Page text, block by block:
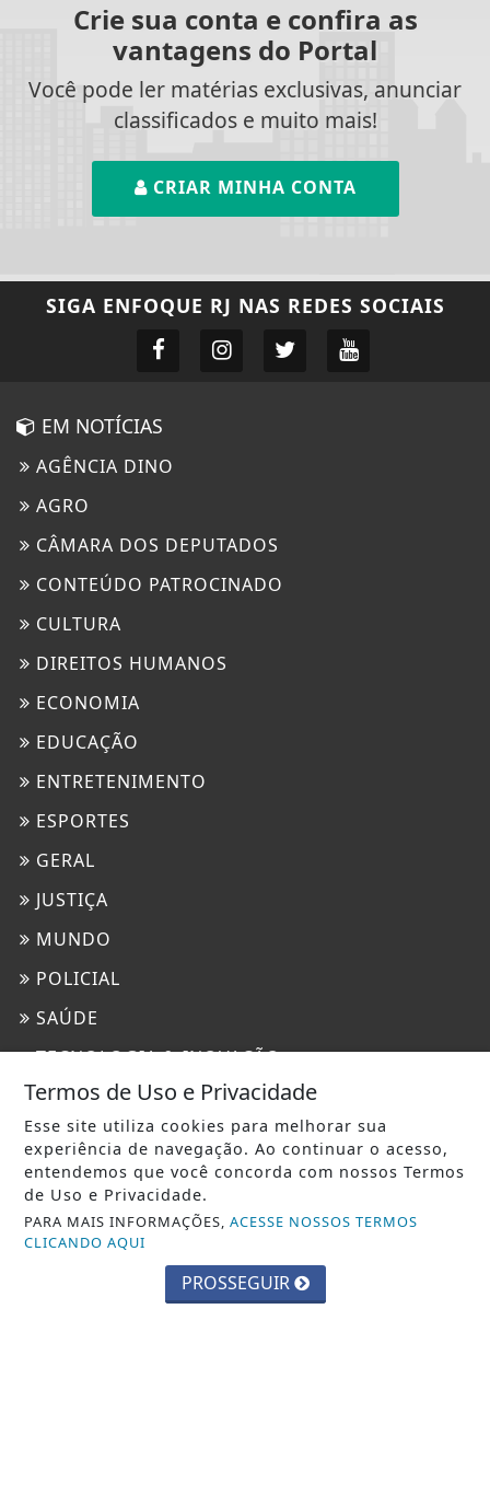
Crie sua conta e confira as
vantagens do Portal
Você pode ler matérias exclusivas, anunciar
classificados e muito mais!
CRIAR MINHA CONTA
SIGA ENFOQUE RJ NAS REDES SOCIAIS
EM NOTÍCIAS
AGÊNCIA DINO
AGRO
CÂMARA DOS DEPUTADOS
CONTEÚDO PATROCINADO
CULTURA
DIREITOS HUMANOS
ECONOMIA
EDUCAÇÃO
ENTRETENIMENTO
ESPORTES
GERAL
JUSTIÇA
MUNDO
POLICIAL
SAÚDE
TECNOLOGIA & INOVAÇÃO
CONTATO
PAINEL DO USUÁRIO
EXPEDIENTE
TERMOS DE USO E PRIVACIDADE
Termos de Uso e Privacidade
Esse site utiliza cookies para melhorar sua
experiência de navegação. Ao continuar o acesso,
entendemos que você concorda com nossos Termos
de Uso e Privacidade.
PARA MAIS INFORMAÇÕES,ACESSE NOSSOS TERMOS
CLICANDO AQUI
PROSSEGUIR